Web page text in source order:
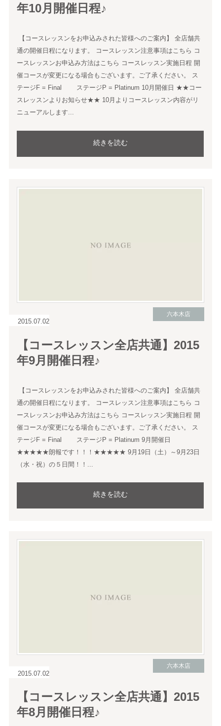
年10月開催日程♪
【コースレッスンをお申込みされた皆様へのご案内】 全店舗共
通の開催日程になります。 コースレッスン注意事項はこちら コ
ースレッスンお申込み方法はこちら コースレッスン実施日程 開
催コースが変更になる場合もございます。ご了承ください。 ス
テージF = Final ステージP = Platinum 10月開催日 ★★コー
スレッスンよりお知らせ★★ 10月よりコースレッスン内容がリ
ニューアルします...
続きを読む
2015.07.02
六本木店
【コースレッスン全店共通】2015
年9月開催日程♪
【コースレッスンをお申込みされた皆様へのご案内】 全店舗共
通の開催日程になります。 コースレッスン注意事項はこちら コ
ースレッスンお申込み方法はこちら コースレッスン実施日程 開
催コースが変更になる場合もございます。ご了承ください。 ス
テージF = Final ステージP = Platinum 9月開催日
★★★★★朗報です！！！★★★★★ 9月19日（土）～9月23日
（水・祝）の５日間！！...
続きを読む
2015.07.02
六本木店
【コースレッスン全店共通】2015
年8月開催日程♪